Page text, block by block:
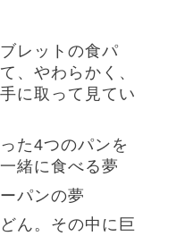
レットの食パ
、やわらかく、
に取って見てい
た4つのパンを
緒に食べる夢
パンの夢
ん。その中に巨